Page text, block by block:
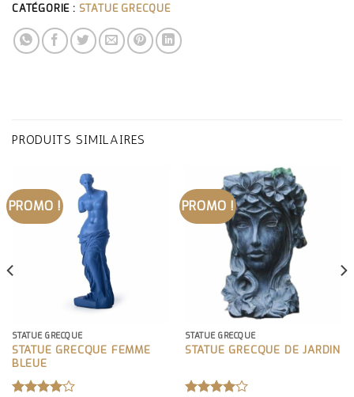
CATÉGORIE : STATUE GRECQUE
PRODUITS SIMILAIRES
PROMO !
STATUE GRECQUE
STATUE GRECQUE FEMME
BLEUE
PROMO !
STATUE GRECQUE
STATUE GRECQUE DE JARDIN